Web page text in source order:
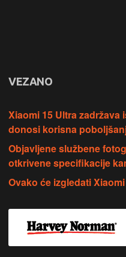
VEZANO
Xiaomi 15 Ultra
donosi korisna
Objavljene službene
otkrivene specifikacije
Ovako će izgledati